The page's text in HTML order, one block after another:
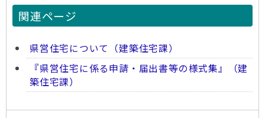
関連ページ
県営住宅について（建築住宅課）
『県営住宅に係る申請・届出書等の様式集』（建
築住宅課）